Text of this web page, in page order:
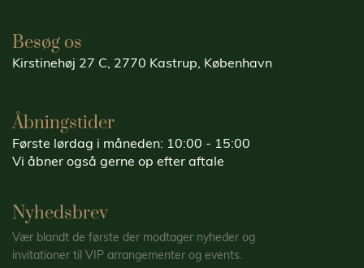
Besøg os
Kirstinehøj 27 C, 2770 Kastrup, København
Åbningstider
Første lørdag i måneden: 10:00 - 15:00
Vi åbner også gerne op efter aftale
Nyhedsbrev
Vær blandt de første der modtager nyheder og
invitationer til VIP arrangementer og events.